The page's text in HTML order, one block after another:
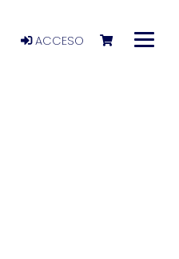
ACCESO